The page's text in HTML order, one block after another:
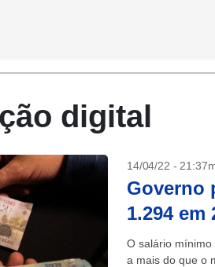
digital
14/04/22 -
Governo
1.294 em
O salário
a mais do que o